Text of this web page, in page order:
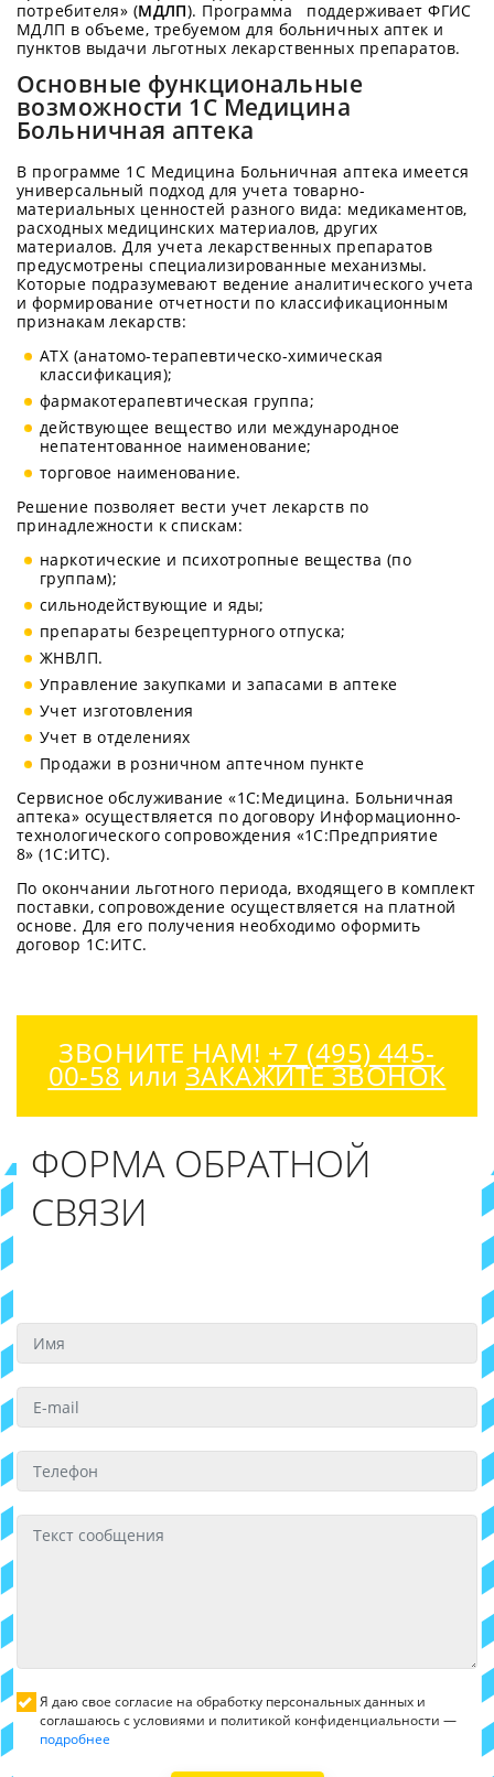
потребителя» (МДЛП). Программа поддерживает ФГИС
МДЛП в объеме, требуемом для больничных аптек и
пунктов выдачи льготных лекарственных препаратов.
Основные функциональные
возможности 1С Медицина
Больничная аптека
В программе 1С Медицина Больничная аптека имеется
универсальный подход для учета товарно-
материальных ценностей разного вида: медикаментов,
расходных медицинских материалов, других
материалов. Для учета лекарственных препаратов
предусмотрены специализированные механизмы.
Которые подразумевают ведение аналитического учета
и формирование отчетности по классификационным
признакам лекарств:
АТХ (анатомо-терапевтическо-химическая
классификация);
фармакотерапевтическая группа;
действующее вещество или международное
непатентованное наименование;
торговое наименование.
Решение позволяет вести учет лекарств по
принадлежности к спискам:
наркотические и психотропные вещества (по
группам);
сильнодействующие и яды;
препараты безрецептурного отпуска;
ЖНВЛП.
Управление закупками и запасами в аптеке
Учет изготовления
Учет в отделениях
Продажи в розничном аптечном пункте
Сервисное обслуживание «1С:Медицина. Больничная
аптека» осуществляется по договору Информационно-
технологического сопровождения «1С:Предприятие
8» (1С:ИТС).
По окончании льготного периода, входящего в комплект
поставки, сопровождение осуществляется на платной
основе. Для его получения необходимо оформить
договор 1С:ИТС.
ЗВОНИТЕ НАМ! +7 (495) 445-
00-58 илиЗАКАЖИТЕ ЗВОНОК
ФОРМА ОБРАТНОЙ
СВЯЗИ
Я даю свое согласие на обработку персональных данных и
соглашаюсь с условиями и политикой конфиденциальности —
подробнее